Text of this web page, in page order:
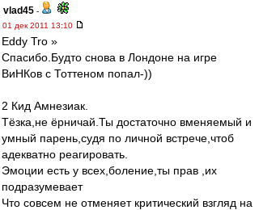
vlad45 -
01 дек 2011 13:10
Eddy Tro »
Спасибо.Будто снова в Лондоне на игре
ВиНКов с Тоттеном попал-))
2 Кид Амнезиак.
Тёзка,не ёрничай.Ты достаточно вменяемый и
умный парень,судя по личной встрече,чтоб
адекватно реагировать.
Эмоции есть у всех,боление,ты прав ,их
подразумевает
Что совсем не отменяет критический взгляд на